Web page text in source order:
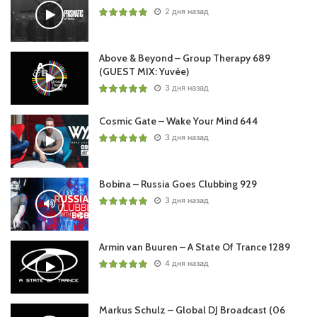
Понравился выпуск?
Ваша оценка: 4.5 (1votes)
2 дня назад
Above & Beyond – Group Therapy 689
(GUEST MIX: Yuvèe)
3 дня назад
Cosmic Gate – Wake Your Mind 644
3 дня назад
Bobina – Russia Goes Clubbing 929
3 дня назад
Armin van Buuren – A State Of Trance 1289
4 дня назад
Markus Schulz – Global DJ Broadcast (06